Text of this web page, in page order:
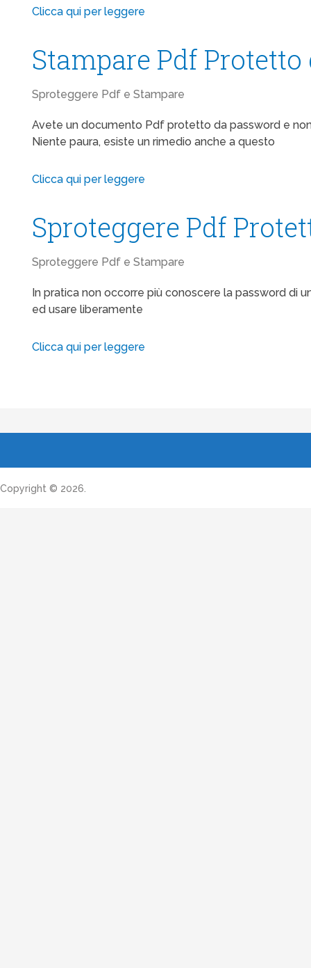
Clicca qui per leggere
Stampare Pdf
Sproteggere Pdf e Stampare
Avete un documento Pdf protetto da password e
Niente paura, esiste un rimedio anche a questo
Clicca qui per leggere
Sproteggere Pdf
Sproteggere Pdf e Stampare
In pratica non occorre più conoscere la password di
ed usare liberamente
Clicca qui per leggere
Copyright © 2026.